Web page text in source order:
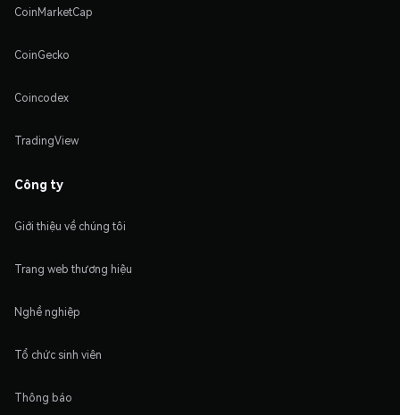
CoinMarketCap
CoinGecko
Coincodex
TradingView
Công ty
Giới thiệu về chúng tôi
Trang web thương hiệu
Nghề nghiệp
Tổ chức sinh viên
Thông báo